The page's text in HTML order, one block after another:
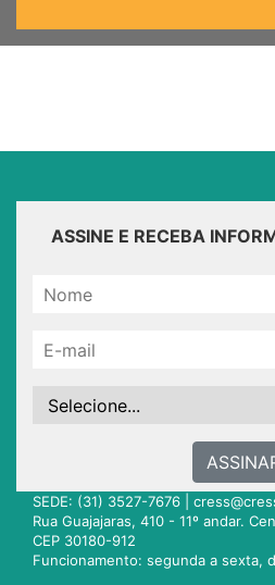
ASSINE E RECEBA
SEDE: (31) 3527-7676 |
Rua Guajajaras, 410 - 11º andar.
CEP 30180-912
Funcionamento: segunda a sexta,